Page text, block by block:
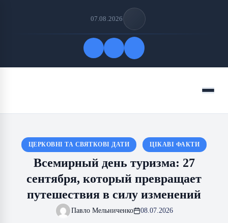
07.08.2026
Меню
ЦЕРКОВНІ ТА СВЯТКОВІ ДАТИ ЦІКАВІ ФАКТИ
Всемирный день туризма: 27
сентября, который превращает
путешествия в силу изменений
Павло Мельниченко 08.07.2026